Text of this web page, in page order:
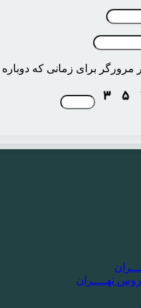
مرورگر برای زمانی که
تهــــران